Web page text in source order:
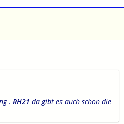
. RH21 da gibt es auch schon die